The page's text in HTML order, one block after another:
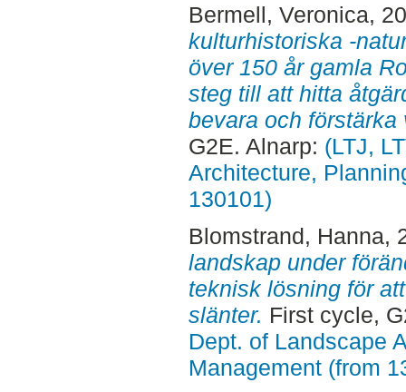
Bermell, Veronica,
kulturhistoriska -
över 150 år gamla
steg till att hitta
bevara och förstärka
G2E. Alnarp: (LTJ,
Architecture,
130101)
Blomstrand, Hanna,
landskap under
teknisk lösning för
slänter. First cycle,
Dept. of Landscape
Management (from